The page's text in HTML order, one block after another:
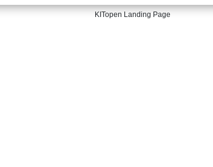
KITopen Landing Page